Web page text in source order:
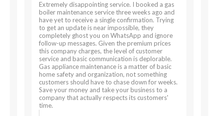
Extremely disappointing service. I booked a gas
boiler maintenance service three weeks ago and
have yet to receive a single confirmation. Trying
to get an update is near impossible, they
completely ghost you on WhatsApp and ignore
follow-up messages. Given the premium prices
this company charges, the level of customer
service and basic communication is deplorable.
Gas appliance maintenance is a matter of basic
home safety and organization, not something
customers should have to chase down for weeks.
Save your money and take your business to a
company that actually respects its customers'
time.